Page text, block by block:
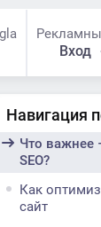
Вход
Навигация
Что важнее
SEO?
Как
сайт